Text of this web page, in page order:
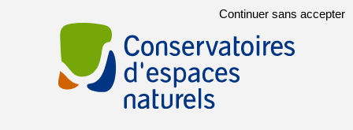
Continuer sans accepter
Événements pôle Loire
Lien à la recherche
Sensibilisation
Usages Zones humides